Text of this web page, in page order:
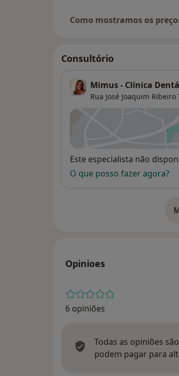
“Aprender com Autonomia”;
formadores"
Como mostramos os
Consultório
Mimus - Clínica
Rua José Joaquim Ribeiro
Disponibilidade
Este especialista não
O que posso fazer agora?
Opinioes
6 opiniões
Todas as opiniões
podem pagar para